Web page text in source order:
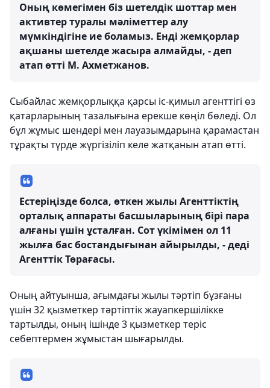
Оның көмегімен біз шетелдік шоттар мен
активтер туралы мәліметтер алу
мүмкіндігіне ие боламыз. Енді жемқорлар
ақшаны шетелде жасыра алмайды, - деп
атап өтті М. Ахметжанов.
Сыбайлас жемқорлыққа қарсы іс-қимыл агенттігі өз
қатарларының тазалығына ерекше көңіл бөледі. Ол
бұл жұмыс шендері мен лауазымдарына қарамастан
тұрақты түрде жүргізіліп келе жатқанын атап өтті.
Естеріңізде болса, өткен жылы Агенттіктің
орталық аппараты басшыларының бірі пара
алғаны үшін ұсталған. Сот үкімімен ол 11
жылға бас бостандығынан айырылды, - деді
Агенттік Төрағасы.
Оның айтуынша, ағымдағы жылы тәртіп бұзғаны
үшін 32 қызметкер тәртіптік жауапкершілікке
тартылды, оның ішінде 3 қызметкер теріс
себептермен жұмыстан шығарылды.